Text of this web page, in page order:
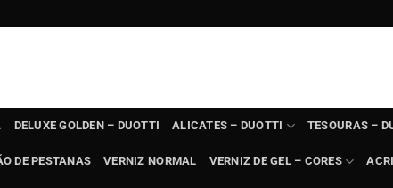
DELUXE GOLDEN – DUOTTI ALICATES – DUOTTI TESOURAS –
DE PESTANAS VERNIZ NORMAL VERNIZ DE GEL – CORES